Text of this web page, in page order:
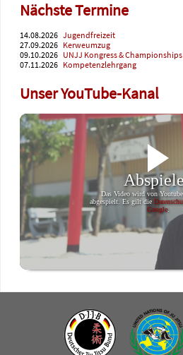
Nächste Termine
14.08.2026 Jugendfreizeit
27.09.2026 Kerweumzug
09.10.2026 UNJJ Kongress & Championships
07.11.2026 Kompetenzlehrgang
Unser YouTube-Kanal